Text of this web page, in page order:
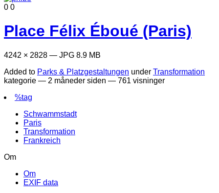
0 0
Place Félix Éboué (Paris)
4242 × 2828 — JPG 8.9 MB
Added to Parks & Platzgestaltungen under Transformation
kategorie — 2 måneder siden — 761 visninger
%tag
Schwammstadt
Paris
Transformation
Frankreich
Om
Om
EXIF data